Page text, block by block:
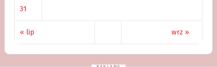
« lip wrz »
31